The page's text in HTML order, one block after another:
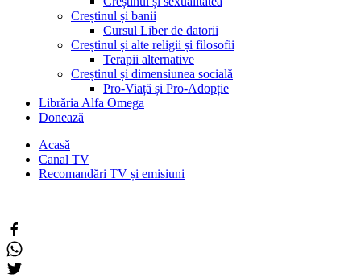
Creștinul și banii
Cursul Liber de datorii
Creștinul și alte religii și filosofii
Terapii alternative
Creștinul și dimensiunea socială
Pro-Viață și Pro-Adopție
Librăria Alfa Omega
Donează
Acasă
Canal TV
Recomandări TV și emisiuni